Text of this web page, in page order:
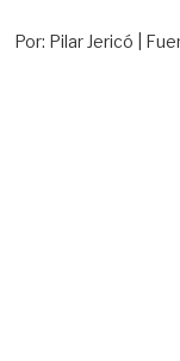
Por: Pilar Jericó |